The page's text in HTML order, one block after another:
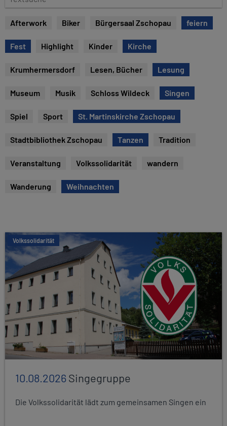
e
s
u
Afterwork Biker Bürgersaal Zschopau feiern
Fest Highlight Kinder Kirche
Krumhermersdorf Lesen, Bücher Lesung
Museum Musik Schloss Wildeck Singen
Spiel Sport St. Martinskirche Zschopau
Stadtbibliothek Zschopau Tanzen Tradition
Veranstaltung Volkssolidarität wandern
Wanderung Weihnachten
Volkssolidarität
10.08.2026Singegruppe
Die Volkssolidarität lädt zum gemeinsamen Singen ein